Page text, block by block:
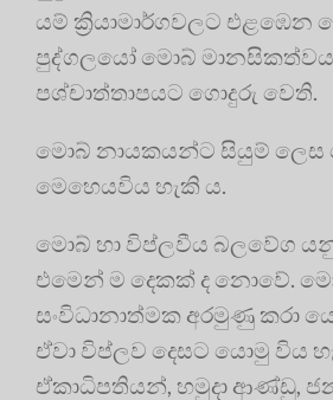
යම් ක්‍රියාමාර්ගවලට
පුද්ගලයෝ මොබ්
පශ්චාත්තාපයට ගොදුරු වෙති.
මොබ් නායකයන්ට සියුම් ලෙස
මෙහෙයවිය හැකි ය.
මොබ් හා විප්ලවීය බලවේග
එමෙන් ම දෙකක් ද නොවේ.
සංවිධානාත්මක අරමුණු කරා
ඒවා විප්ලව දෙසට යොමු විය
ඒකාධිපතියන්, හමුදා ආණ්ඩු,